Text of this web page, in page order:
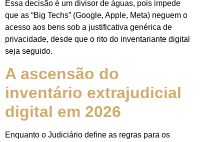
Essa decisão é um divisor de águas, pois impede
que as “Big Techs” (Google, Apple, Meta) neguem o
acesso aos bens sob a justificativa genérica de
privacidade, desde que o rito do inventariante digital
seja seguido.
A ascensão do
inventário extrajudicial
digital em 2026
Enquanto o Judiciário define as regras para os